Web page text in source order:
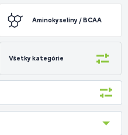
Aminokyseliny / BCAA
Všetky kategórie